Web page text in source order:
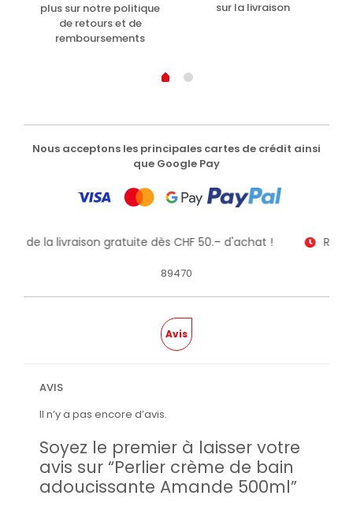
plus sur notre politique
de retours et de
remboursements
sur la livraison
Nous acceptons les principales cartes de crédit ainsi
que Google Pay
de la livraison gratuite dès CHF 50.– d'achat !
89470
Avis
AVIS
Il n’y a pas encore d’avis.
Soyez le premier à laisser votre
avis sur “Perlier crème de bain
adoucissante Amande 500ml”